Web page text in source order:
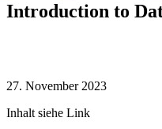
Introduction to
to
Vault
27. November 2023
Inhalt siehe Link